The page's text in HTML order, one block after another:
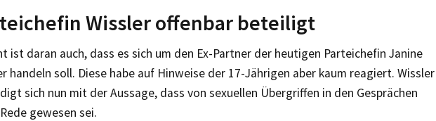
Wissler offenbar beteiligt
ist daran auch, dass es sich um den Ex-Partner der heutigen Parteichefin Janine
handeln soll. Diese habe auf Hinweise der 17-Jährigen aber kaum reagiert. Wissler
sich nun mit der Aussage, dass von sexuellen Übergriffen in den Gesprächen
gewesen sei.